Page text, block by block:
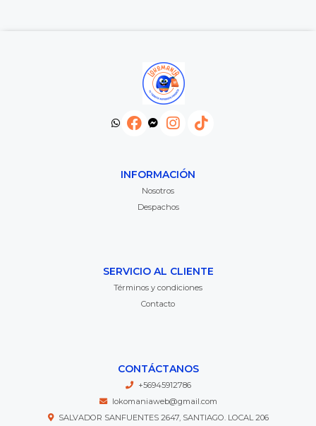
INFORMACIÓN
Nosotros
Despachos
SERVICIO AL CLIENTE
Términos y condiciones
Contacto
CONTÁCTANOS
+56945912786
lokomaniaweb@gmail.com
SALVADOR SANFUENTES 2647, SANTIAGO. LOCAL 206